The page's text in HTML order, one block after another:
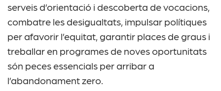
serveis d’orientació i descoberta de vocacions,
combatre les desigualtats, impulsar polítiques
per afavorir l’equitat, garantir places de graus i
treballar en programes de noves oportunitats
són peces essencials per arribar a
l’abandonament zero.